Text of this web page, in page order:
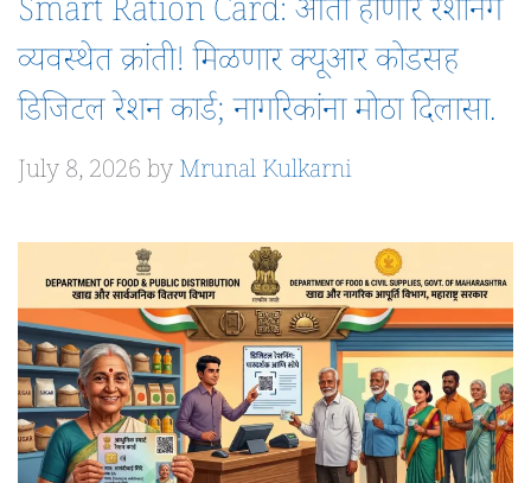
Smart Ration Card: आता होणार रेशनिंग
व्यवस्थेत क्रांती! मिळणार क्यूआर कोडसह
डिजिटल रेशन कार्ड; नागरिकांना मोठा दिलासा.
July 8, 2026byMrunal Kulkarni